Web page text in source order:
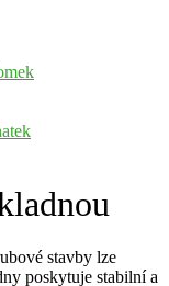
stavby lze
poskytuje stabilní a